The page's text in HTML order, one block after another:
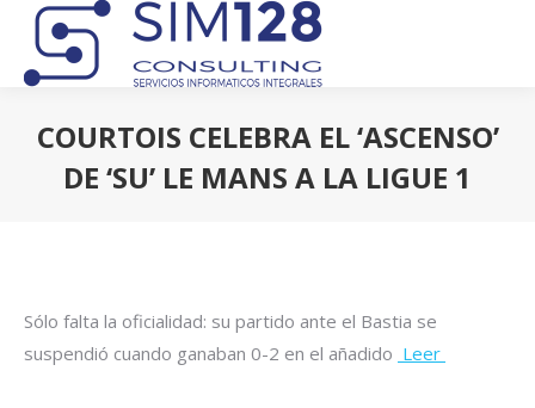
COURTOIS CELEBRA EL ‘ASCENSO’
DE ‘SU’ LE MANS A LA LIGUE 1
Sólo falta la oficialidad: su partido ante el Bastia se
suspendió cuando ganaban 0-2 en el añadido Leer